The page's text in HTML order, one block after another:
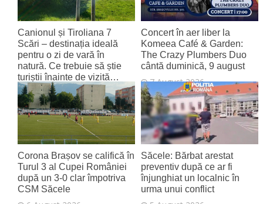
Canionul și Tiroliana 7
Scări – destinația ideală
pentru o zi de vară în
natură. Ce trebuie să știe
turiștii înainte de vizită…
7 August 2026
Concert în aer liber la
Komeea Café & Garden:
The Crazy Plumbers Duo
cântă duminică, 9 august
7 August 2026
Corona Brașov se califică în
Turul 3 al Cupei României
după un 3-0 clar împotriva
CSM Săcele
Săcele: Bărbat arestat
preventiv după ce ar fi
înjunghiat un localnic în
urma unui conflict